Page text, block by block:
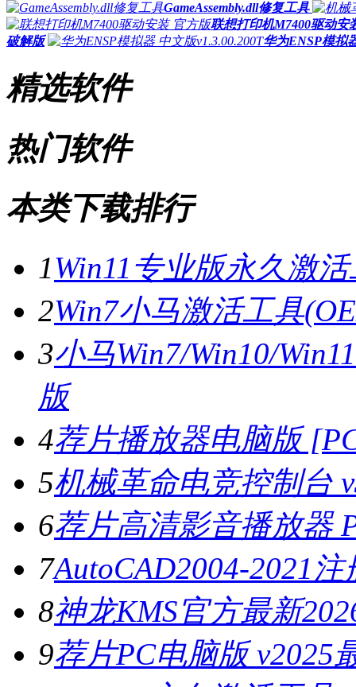
GameAssembly.dll修复工具
联想打印机M7400驱动安
破解版
华为ENSP模拟
精选软件
热门软件
本类下载排行
1Win11专业版永久激
2Win7小马激活工具
3小马Win7/Win10/
版
4荐片播放器电脑版
5机械革命电竞控制台
6荐片高清影音播放器
7AutoCAD2004-2021
8神龙KMS官方最新
9荐片PC电脑版 v2025